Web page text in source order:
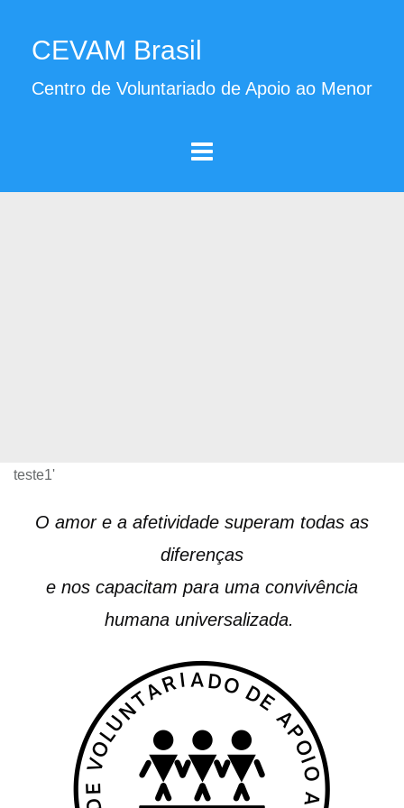
CEVAM Brasil
Centro de Voluntariado de Apoio ao Menor
teste1'
O amor e a afetividade superam todas as
diferenças
e nos capacitam para uma convivência
humana universalizada.